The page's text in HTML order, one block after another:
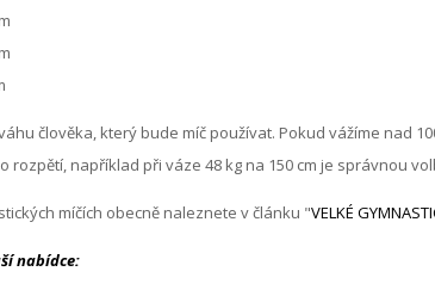
člověka, který bude míč používat. Pokud vážíme nad
rozpětí, například při váze 48 kg na 150 cm je správnou
míčích obecně naleznete v článku "VELKÉ
nabídce: